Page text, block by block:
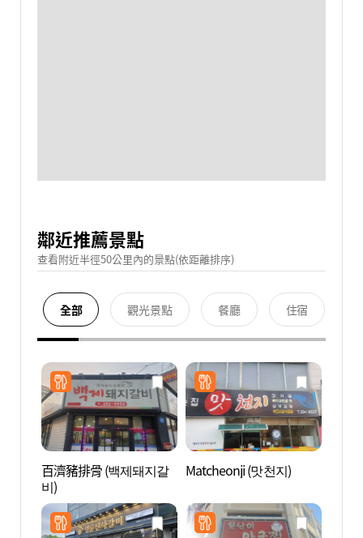
鄰近推薦景點
查看附近半徑50公里內的景點(依距離排序)
全部 觀光景點 餐廳 住宿
百濟豬排骨 (백제돼지갈
비)
Matcheonji (맛천지)